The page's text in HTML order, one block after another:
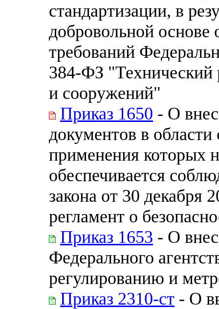
стандартизации, в
добровольной основе
требований
384-ФЗ "Технический
и сооружений"
Приказ 1650 - О
документов в области
применения которых
обеспечивается
закона от 30 декабря
регламент о
Приказ 1653 - О
Федерального
регулированию и
Приказ 2310-ст - О